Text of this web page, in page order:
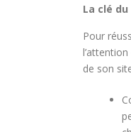
La clé
Pour
de son